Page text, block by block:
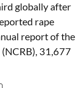
globally after
rape
report of the
31,677